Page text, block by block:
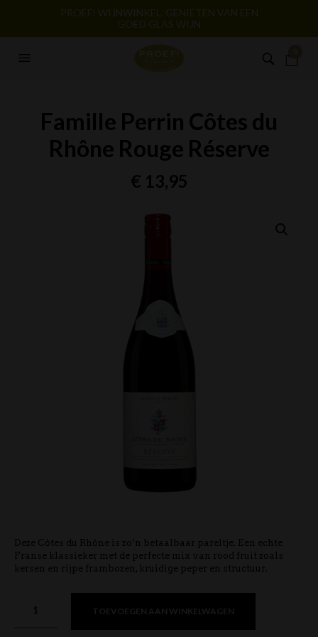
PROEF! WIJNWINKEL. GENIETEN VAN EEN
GOED GLAS WIJN
Famille Perrin Côtes du
Rhône Rouge Réserve
€ 13,95
Deze Côtes du Rhône is zo’n betaalbaar pareltje. Een echte
Franse klassieker met de perfecte mix van rood fruit zoals
kersen en rijpe frambozen, kruidige peper en structuur.
TOEVOEGEN AAN WINKELWAGEN